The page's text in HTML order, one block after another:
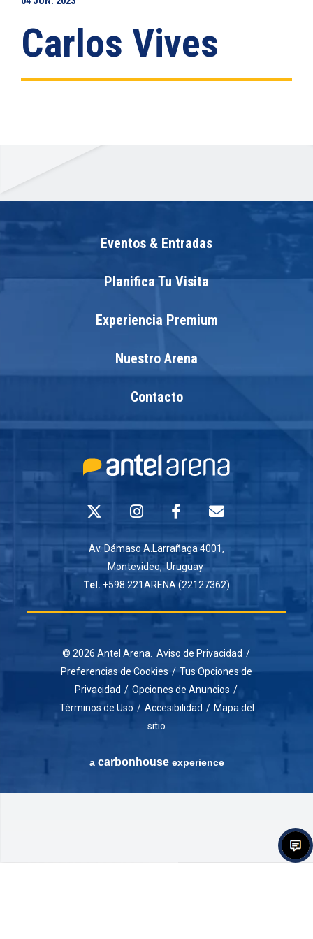
Carlos Vives
Eventos & Entradas
Planifica Tu Visita
Experiencia Premium
Nuestro Arena
Contacto
Av. Dámaso A.Larrañaga 4001,
Montevideo, Uruguay
Tel. +598 221ARENA (22127362)
© 2026 Antel Arena. Aviso de Privacidad /
Preferencias de Cookies / Tus Opciones de
Privacidad / Opciones de Anuncios /
Términos de Uso / Accesibilidad / Mapa del
sitio
a carbon houseexperience